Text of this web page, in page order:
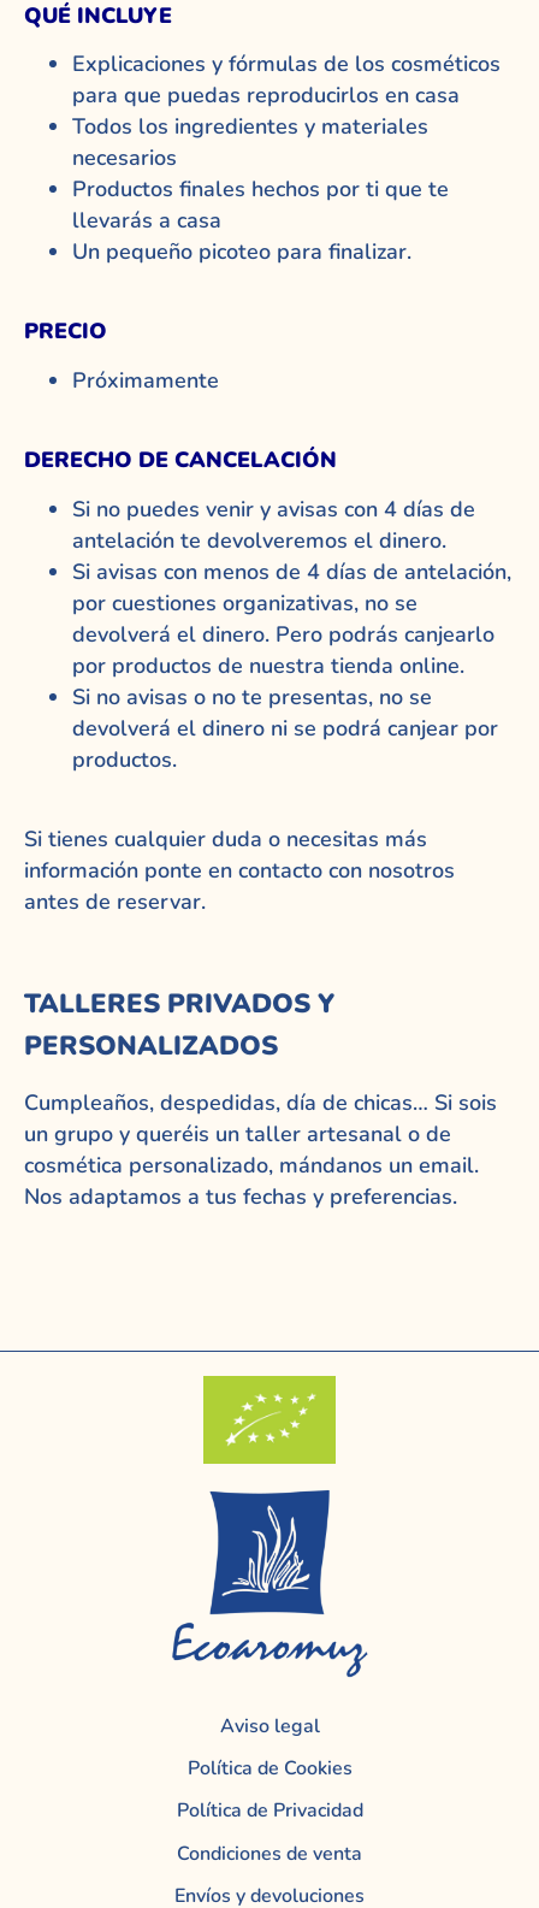
QUÉ INCLUYE
Explicaciones y fórmulas de los cosméticos
para que puedas reproducirlos en casa
Todos los ingredientes y materiales
necesarios
Productos finales hechos por ti que te
llevarás a casa
Un pequeño picoteo para finalizar.
PRECIO
Próximamente
DERECHO DE CANCELACIÓN
Si no puedes venir y avisas con 4 días de
antelación te devolveremos el dinero.
Si avisas con menos de 4 días de antelación,
por cuestiones organizativas, no se
devolverá el dinero. Pero podrás canjearlo
por productos de nuestra tienda online.
Si no avisas o no te presentas, no se
devolverá el dinero ni se podrá canjear por
productos.
Si tienes cualquier duda o necesitas más
información ponte en contacto con nosotros
antes de reservar.
TALLERES PRIVADOS Y
PERSONALIZADOS
Cumpleaños, despedidas, día de chicas… Si sois
un grupo y queréis un taller artesanal o de
cosmética personalizado, mándanos un email.
Nos adaptamos a tus fechas y preferencias.
Aviso legal
Política de Cookies
Política de Privacidad
Condiciones de venta
Envíos y devoluciones